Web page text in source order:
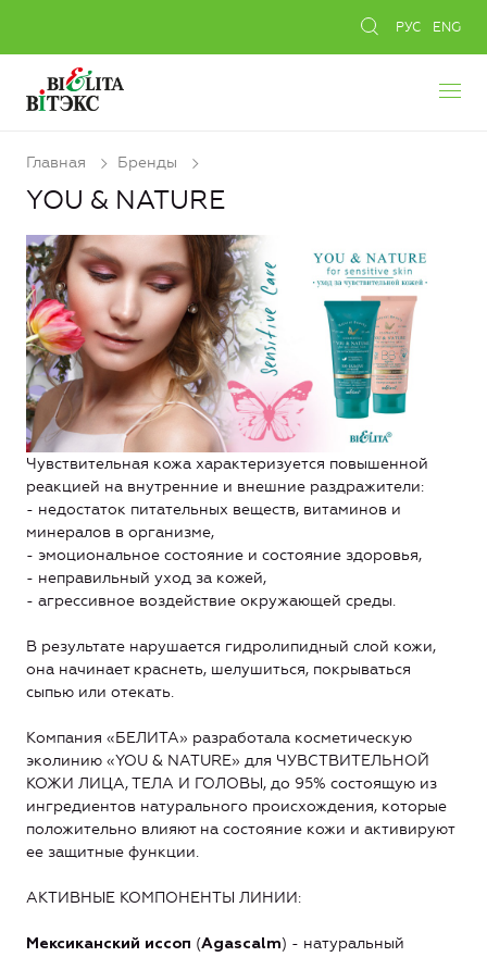
РУС ENG
Главная Бренды
YOU & NATURE
Чувствительная кожа характеризуется повышенной
реакцией на внутренние и внешние раздражители:
- недостаток питательных веществ, витаминов и
минералов в организме,
- эмоциональное состояние и состояние здоровья,
- неправильный уход за кожей,
- агрессивное воздействие окружающей среды.
В результате нарушается гидролипидный слой кожи,
она начинает краснеть, шелушиться, покрываться
сыпью или отекать.
Компания «БЕЛИТА» разработала косметическую
эколинию «YOU & NATURE» для ЧУВСТВИТЕЛЬНОЙ
КОЖИ ЛИЦА, ТЕЛА И ГОЛОВЫ, до 95% состоящую из
ингредиентов натурального происхождения, которые
положительно влияют на состояние кожи и активируют
ее защитные функции.
АКТИВНЫЕ КОМПОНЕНТЫ ЛИНИИ:
Мексиканский иссоп (Agascalm) - натуральный